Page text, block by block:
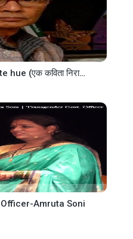
Ek kavita nirala ko yaad krte hue (एक कविता निराला को याद करते हुए )
Amruta Soni